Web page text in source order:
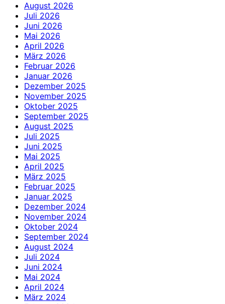
August 2026
Juli 2026
Juni 2026
Mai 2026
April 2026
März 2026
Februar 2026
Januar 2026
Dezember 2025
November 2025
Oktober 2025
September 2025
August 2025
Juli 2025
Juni 2025
Mai 2025
April 2025
März 2025
Februar 2025
Januar 2025
Dezember 2024
November 2024
Oktober 2024
September 2024
August 2024
Juli 2024
Juni 2024
Mai 2024
April 2024
März 2024